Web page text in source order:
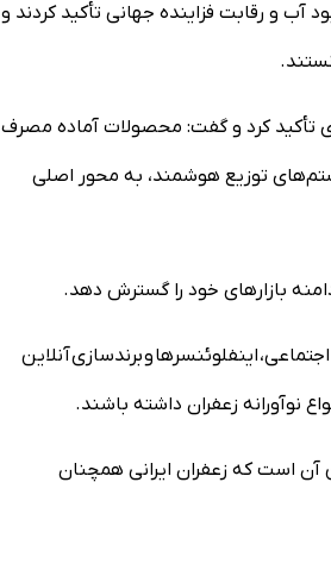
و رقابت فزاینده جهانی تأکید کردند و
تأکید کرد و گفت: محصولات آماده مصرف
توزیع هوشمند، به محور اصلی
بازارهای خود را گسترش دهد.
اینفلوئنسرها و برندسازی آنلاین
نوآورانه زعفران داشته باشند.
آن است که زعفران ایرانی همچنان